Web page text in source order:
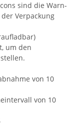
sind die Warn-
Verpackung
um den
von 10
von 10